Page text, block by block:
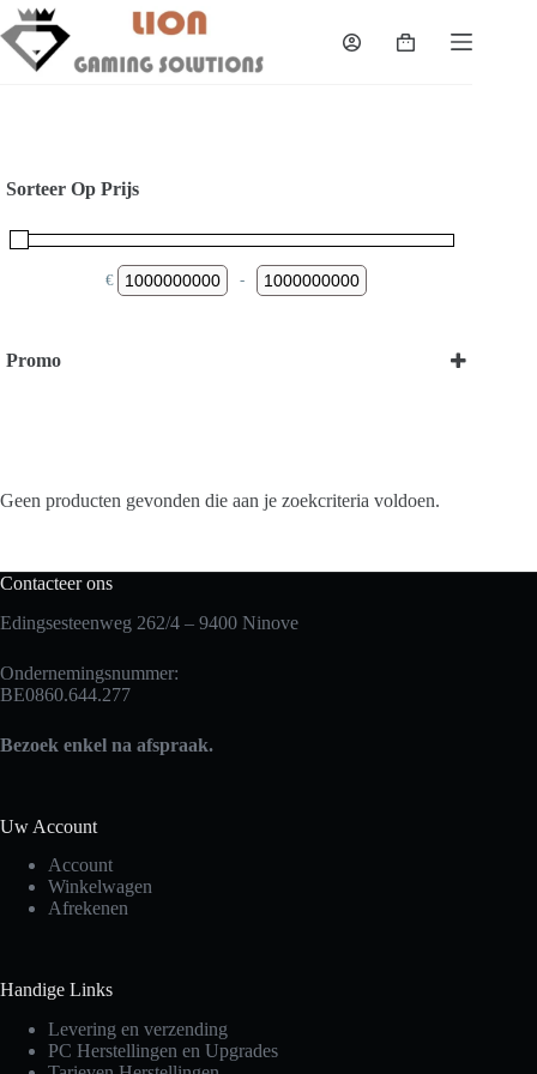
Skip
to
content
Shopping
Geen producten gevonden die aan je zoekcriteria voldoen.
Sorteer Op Prijs
€ Minimum Price
-Maximum Price
Promo
Contacteer ons
Edingsesteenweg 262/4 – 9400 Ninove
Ondernemingsnummer:
BE0860.644.277
Bezoek enkel na afspraak.
Uw Account
Account
Winkelwagen
Afrekenen
Handige Links
Levering en verzending
PC Herstellingen en Upgrades